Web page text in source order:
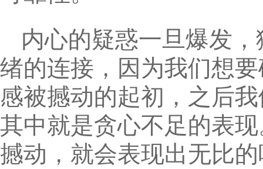
内心的疑惑一旦爆发
绪的连接，因为我们想
感被撼动的起初，之后
其中就是贪心不足的表
撼动，就会表现出无比